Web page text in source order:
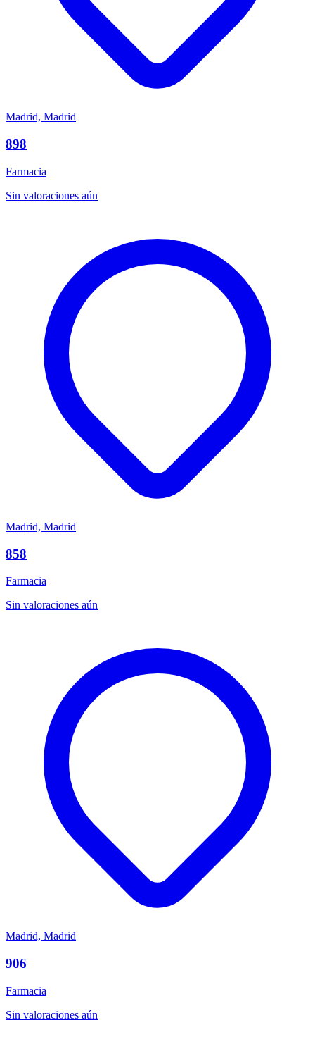
Madrid, Madrid
898
Farmacia
Sin valoraciones aún
Madrid, Madrid
858
Farmacia
Sin valoraciones aún
Madrid, Madrid
906
Farmacia
Sin valoraciones aún